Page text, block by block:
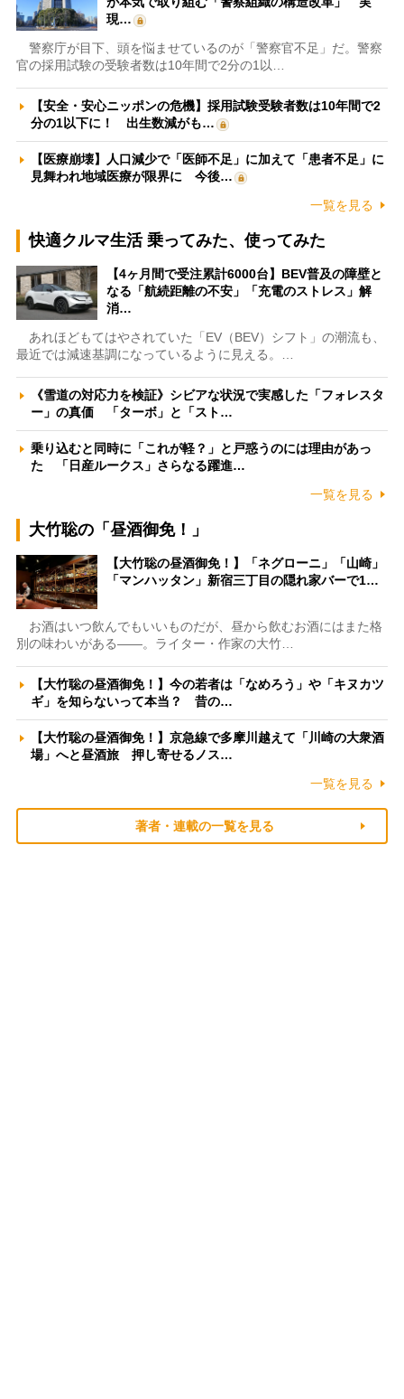
現…
警察庁が目下、頭を悩ませているのが「警察官不足」だ。警察
官の採用試験の受験者数は10年間で2分の1以…
【安全・安心ニッポンの危機】採用試験受験者数は10年間で2
分の1以下に！ 出生数減がも…
【医療崩壊】人口減少で「医師不足」に加えて「患者不足」に
見舞われ地域医療が限界に 今後…
一覧を見る
快適クルマ生活 乗ってみた、使ってみた
【4ヶ月間で受注累計6000台】BEV普及の障壁と
なる「航続距離の不安」「充電のストレス」解
消…
あれほどもてはやされていた「EV（BEV）シフト」の潮流も、
最近では減速基調になっているように見える。…
《雪道の対応力を検証》シビアな状況で実感した「フォレスタ
ー」の真価 「ターボ」と「スト…
乗り込むと同時に「これが軽？」と戸惑うのには理由があっ
た 「日産ルークス」さらなる躍進…
一覧を見る
大竹聡の「昼酒御免！」
【大竹聡の昼酒御免！】「ネグローニ」「山崎」
「マンハッタン」新宿三丁目の隠れ家バーで1…
お酒はいつ飲んでもいいものだが、昼から飲むお酒にはまた格
別の味わいがある――。ライター・作家の大竹…
【大竹聡の昼酒御免！】今の若者は「なめろう」や「キヌカツ
ギ」を知らないって本当？ 昔の…
【大竹聡の昼酒御免！】京急線で多摩川越えて「川崎の大衆酒
場」へと昼酒旅 押し寄せるノス…
一覧を見る
著者・連載の一覧を見る